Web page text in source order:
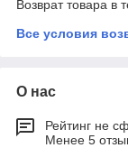
Возврат товара в
Все условия
О нас
Рейтинг не
Менее 5